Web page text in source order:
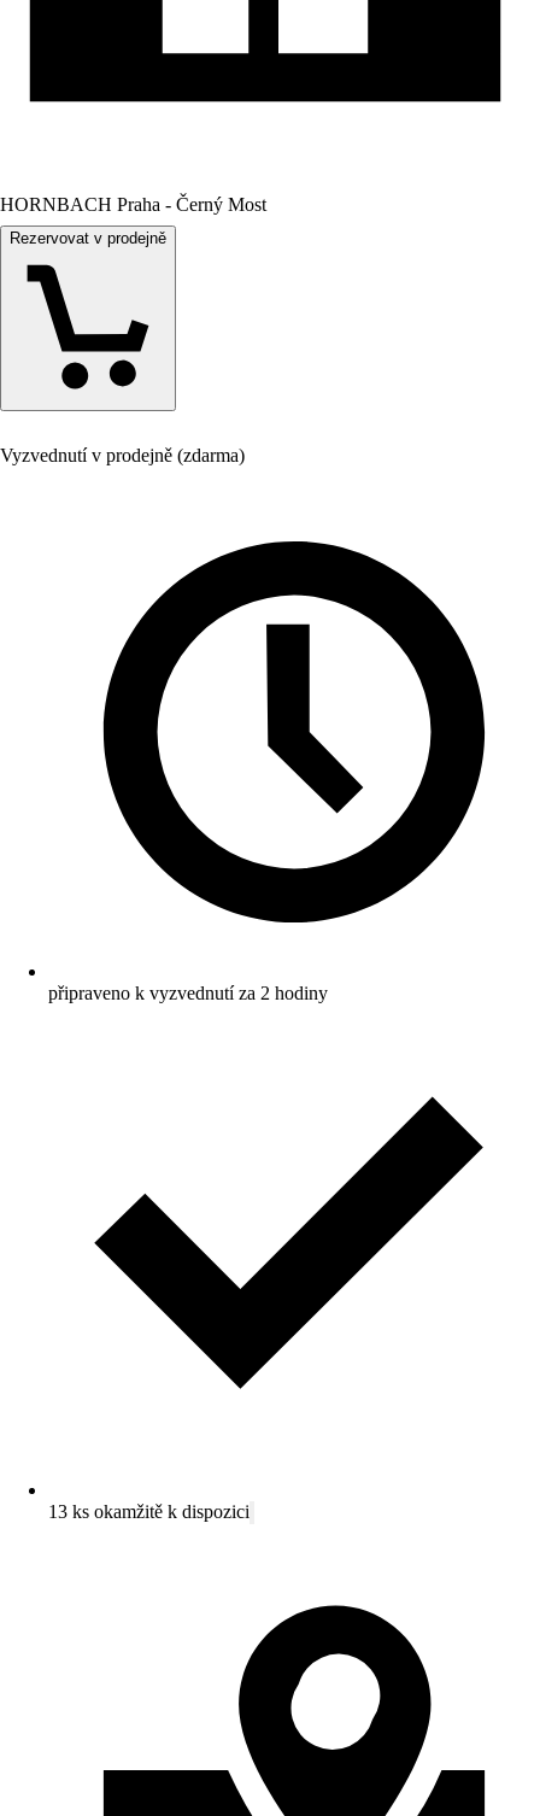
HORNBACH Praha - Černý Most
Rezervovat v prodejně
Vyzvednutí v prodejně (zdarma)
připraveno k vyzvednutí za 2 hodiny
13 ks okamžitě k dispozici